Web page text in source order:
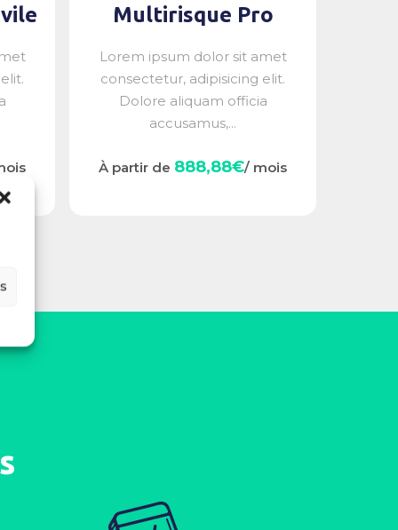
Multirisque Pro
Lorem ipsum dolor sit amet
consectetur, adipisicing elit.
Dolore aliquam officia
accusamus,...
À partir de 888,88€/ mois